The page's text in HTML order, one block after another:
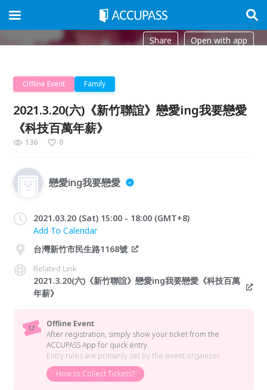
Share Open with app
Offline Event Family
2021.3.20(六)《新竹聯誼》戀愛ing我要戀愛
《科技百萬年薪》
136 0
戀愛ing我要戀愛
2021.03.20 (Sat) 15:00 - 18:00 (GMT+8)
Add To Calendar
台灣新竹市民生路1168號
Related Link
2021.3.20(六)《新竹聯誼》戀愛ing我要戀愛《科技百萬
年薪》
Offline Event
After registration, simply show your ticket from the
ACCUPASS App for quick entry.
Entry rules are primarily set by the event organizer.
How to Collect Tickets?